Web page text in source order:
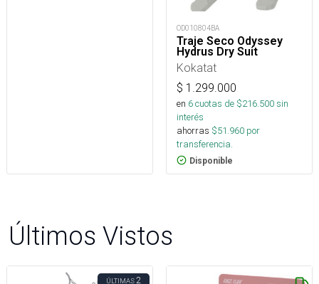
OD010804BA
Traje Seco Odyssey
Hydrus Dry Suit
Kokatat
$ 1.299.000
en 6cuotas de $216.500sin
interés
ahorras $51.960 por
transferencia.
Disponible
Últimos Vistos
ÚLTIMAS2